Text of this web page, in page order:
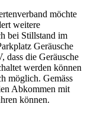
möchte
weitere
bei Stillstand im
Geräusche
dass die Geräusche
werden können
möglich. Gemäss
Abkommen mit
können.